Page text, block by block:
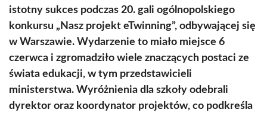
istotny sukces podczas 20. gali ogólnopolskiego
konkursu „Nasz projekt eTwinning”, odbywającej się
w Warszawie. Wydarzenie to miało miejsce 6
czerwca i zgromadziło wiele znaczących postaci ze
świata edukacji, w tym przedstawicieli
ministerstwa. Wyróżnienia dla szkoły odebrali
dyrektor oraz koordynator projektów, co podkreśla